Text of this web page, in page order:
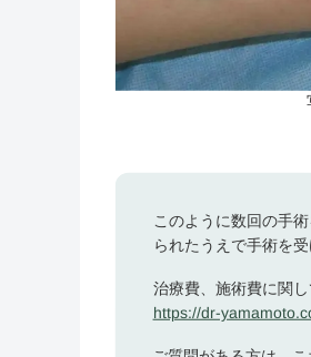
このように数回の手
られたうえで手術を
治療費、施術費に関し
https://dr-